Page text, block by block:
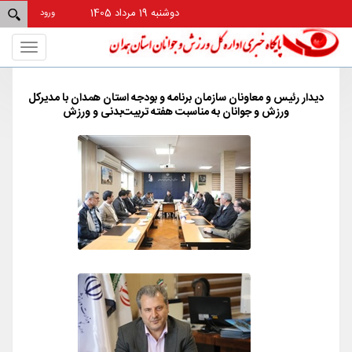
ورود
دوشنبه 19 مرداد 1405
دیدار رئیس و معاونان سازمان برنامه و بودجه استان همدان با مدیرکل
ورزش و جوانان به مناسبت هفته تربیت‌بدنی و ورزش